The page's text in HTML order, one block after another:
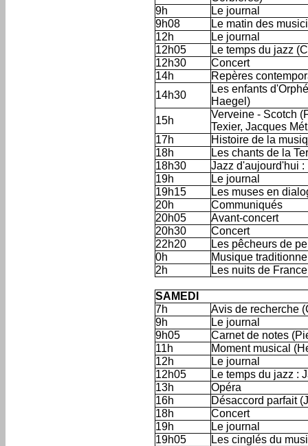
9h
Le journal
9h08
Le matin des
12h
Le journal
12h05
Le temps du jazz
12h30
Concert
14h
Repères
14h30
Les enfants
Haegel)
15h
Verveine - Scotch
Texier, Jacques
17h
Histoire de la
18h
Les chants de la
18h30
Jazz d'aujourd'hui
19h
Le journal
19h15
Les muses en
20h
Communiqués
20h05
Avant-concert
20h30
Concert
22h20
Les pêcheurs de
0h
Musique
2h
Les nuits de
SAMEDI
7h
Avis de recherche
9h
Le journal
9h05
Carnet de notes
11h
Moment musical
12h
Le journal
12h05
Le temps du jazz :
13h
Opéra
16h
Désaccord parfait
18h
Concert
19h
Le journal
19h05
Les cinglés du